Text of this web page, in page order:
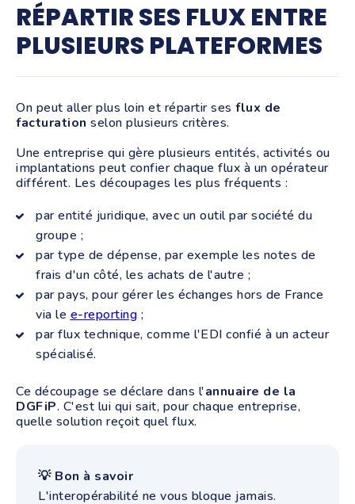
RÉPARTIR SES FLUX ENTRE
PLUSIEURS PLATEFORMES
On peut aller plus loin et répartir ses flux de
facturation selon plusieurs critères.
Une entreprise qui gère plusieurs entités, activités ou
implantations peut confier chaque flux à un opérateur
différent. Les découpages les plus fréquents :
par entité juridique, avec un outil par société du
groupe ;
par type de dépense, par exemple les notes de
frais d'un côté, les achats de l'autre ;
par pays, pour gérer les échanges hors de France
via le e-reporting ;
par flux technique, comme l'EDI confié à un acteur
spécialisé.
Ce découpage se déclare dans l'annuaire de la
DGFiP. C'est lui qui sait, pour chaque entreprise,
quelle solution reçoit quel flux.
💡 Bon à savoir
L'interopérabilité ne vous bloque jamais.